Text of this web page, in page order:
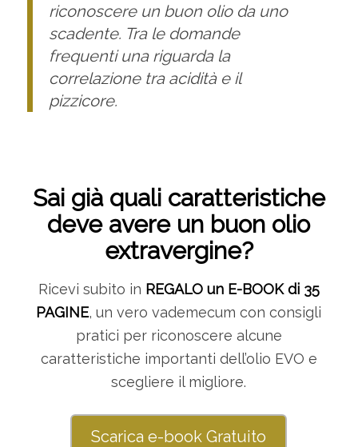
riconoscere un buon olio da uno
scadente. Tra le domande
frequenti una riguarda la
correlazione tra acidità e il
pizzicore.
Sai già quali caratteristiche
deve avere un buon olio
extravergine?
Ricevi subito in REGALO un E-BOOK di 35
PAGINE, un vero vademecum con consigli
pratici per riconoscere alcune
caratteristiche importanti dell’olio EVO e
scegliere il migliore.
Scarica e-book Gratuito